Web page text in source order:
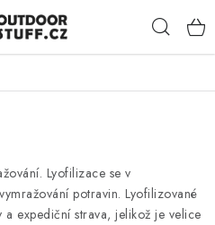
Lyofilizace se v
potravin. Lyofilizované
expediční strava, jelikož je velice